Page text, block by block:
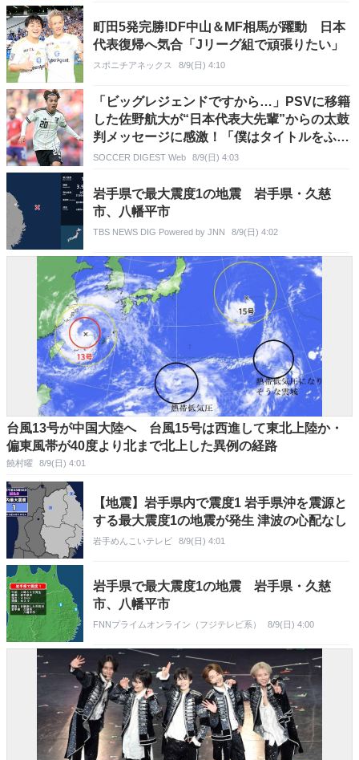
町田5発完勝!DF中山＆MF相馬が躍動 日本
代表復帰へ気合「Jリーグ組で頑張りたい」
スポニチアネックス 8/9(日) 4:10
「ビッグレジェンドですから…」PSVに移籍
した佐野航大が“日本代表大先輩”からの太鼓
判メッセージに感激！「僕はタイトルをふた
つは獲らないと」
SOCCER DIGEST Web 8/9(日) 4:03
岩手県で最大震度1の地震 岩手県・久慈
市、八幡平市
TBS NEWS DIG Powered by JNN 8/9(日) 4:02
台風13号が中国大陸へ 台風15号は西進して東北上陸か・
偏東風帯が40度より北まで北上した異例の経路
饒村曜 8/9(日) 4:01
【地震】岩手県内で震度1 岩手県沖を震源と
する最大震度1の地震が発生 津波の心配なし
岩手めんこいテレビ 8/9(日) 4:01
岩手県で最大震度1の地震 岩手県・久慈
市、八幡平市
FNNプライムオンライン（フジテレビ系） 8/9(日) 4:00